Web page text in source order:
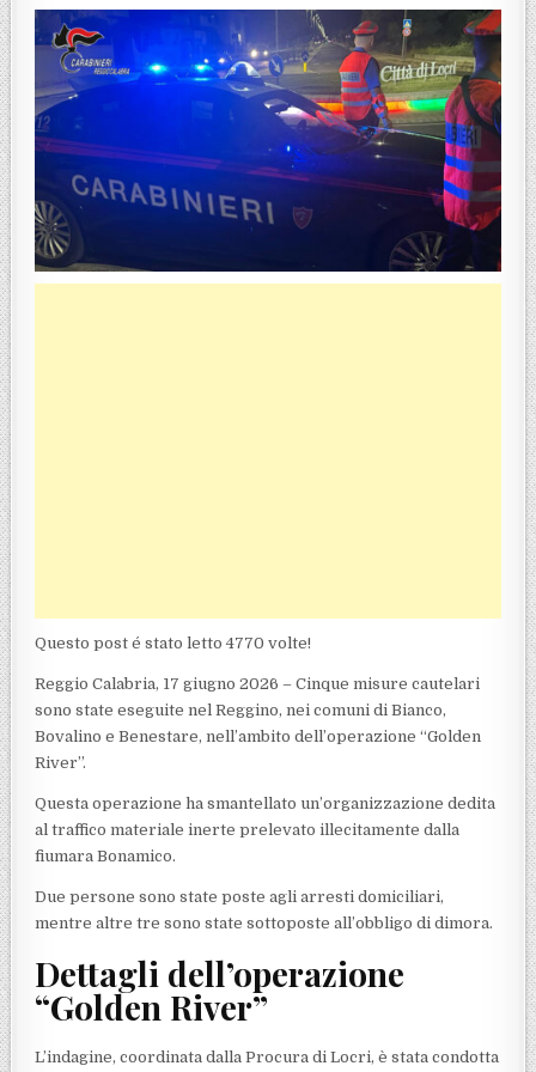
Questo post é stato letto 4770 volte!
Reggio Calabria, 17 giugno 2026 – Cinque misure cautelari
sono state eseguite nel Reggino, nei comuni di Bianco,
Bovalino e Benestare, nell’ambito dell’operazione “Golden
River”.
Questa operazione ha smantellato un’organizzazione dedita
al traffico materiale inerte prelevato illecitamente dalla
fiumara Bonamico.
Due persone sono state poste agli arresti domiciliari,
mentre altre tre sono state sottoposte all’obbligo di dimora.
Dettagli dell’operazione
“Golden River”
L’indagine, coordinata dalla Procura di Locri, è stata condotta